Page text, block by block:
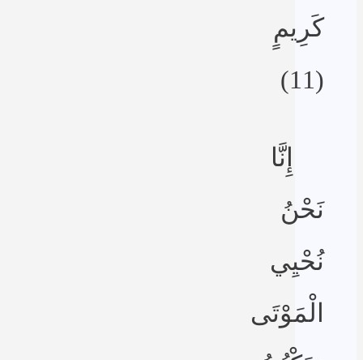
كَرِيمٍ
(11)
إِنَّا
نَحْنُ
نُحْيِي
الْمَوْتَى